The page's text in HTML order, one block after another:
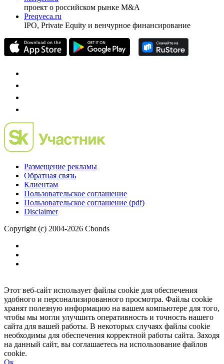
Investfunds
универсальный ресурс по фондовому рынку для
частного инвестора России
проект о российском рынке M&A
Preqveca.ru
Размещение рекламы
Обратная связь
Пользовательское соглашение
Copyright (c) 2004-2026 Cbonds
Этот веб-сайт использует файлы cookie для обеспечения
удобного и персонализированного просмотра. Файлы cookie
хранят полезную информацию на вашем компьютере для того,
чтобы мы могли улучшить оперативность и точность нашего
сайта для вашей работы. В некоторых случаях файлы cookie